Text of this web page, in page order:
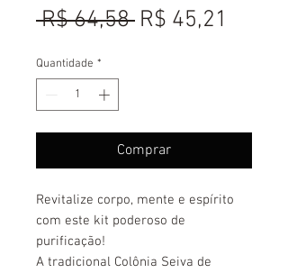
R$ 64,58 Preço
R$ 45,21
Quantidade *
Comprar
Revitalize corpo, mente e espírito
com este kit poderoso de
purificação!
A tradicional Colônia Seiva de